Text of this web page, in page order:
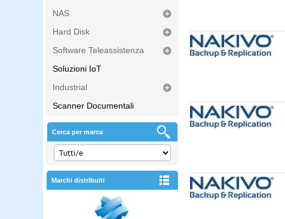
NAS
Hard Disk
Software Teleassistenza
Soluzioni IoT
Industrial
Scanner Documentali
Cerca per marca
Marchi distribuiti